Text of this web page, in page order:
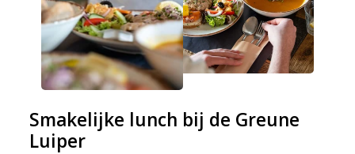
Smakelijke lunch bij de Greune
Luiper